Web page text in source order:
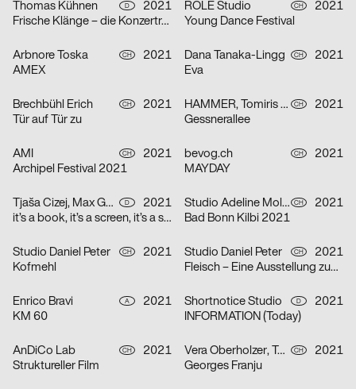
Thomas Kühnen D
2021
Frische Klänge – die Konzertreihe
ROLE Studio CH
2021
Young Dance Festival
Arbnore Toska CH
2021
AMEX
Dana Tanaka-Lingg CH
2021
Eva
Brechbühl Erich CH
2021
Tür auf Tür zu
HAMMER, Tomiris Shyngyssova CH
2021
Gessnerallee
AMI CH
2021
Archipel Festival 2021
bevog.ch CH
2021
MAYDAY
Tjaša Cizej, Max Gültig, Laura Hähnel, Basil Haug D
2021
it’s a book, it’s a screen, it’s a space in between
Studio Adeline Mollard, Coboi CH
2021
Bad Bonn Kilbi 2021
Studio Daniel Peter CH
2021
Kofmehl
Studio Daniel Peter CH
2021
Fleisch – Eine Ausstellung zum Innenleben
Enrico Bravi A
2021
KM 60
Shortnotice Studio D
2021
INFORMATION (Today)
AnDiCo Lab CH
2021
Struktureller Film
Vera Oberholzer, Tonja Wüthrich CH
2021
Georges Franju